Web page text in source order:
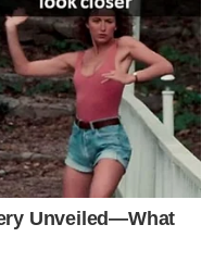
Unveiled—What